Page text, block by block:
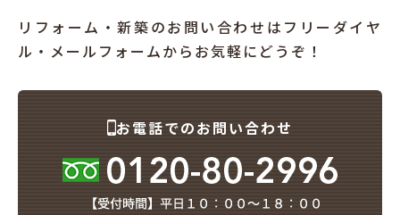
リフォーム・新築のお問い合わせはフリーダイヤ
ル・メールフォームからお気軽にどうぞ！
お電話でのお問い合わせ